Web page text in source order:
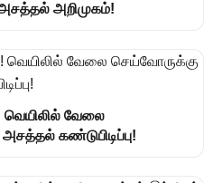
அசத்தல் அறிமுகம்!
வெயிலில் வேலை
கண்டுபிடிப்பு!